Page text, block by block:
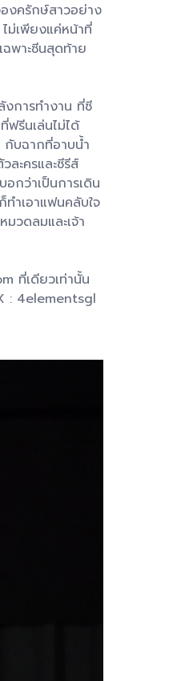
งครักษ์สาวอย่าง
ม่เพียงแค่หน้าที่
พาะซีนสุดท้าย
การทำงาน ที่ซี
ฟรีนเล่นไม่ได้
กับฉากที่อาบน้ำ
ะครและซีรีส์
กว่าเป็นการเดิน
ำเอาแฟนคลับใจ
วดลมและเจ้า
ที่เดียวเท่านั้น
: 4elementsgl